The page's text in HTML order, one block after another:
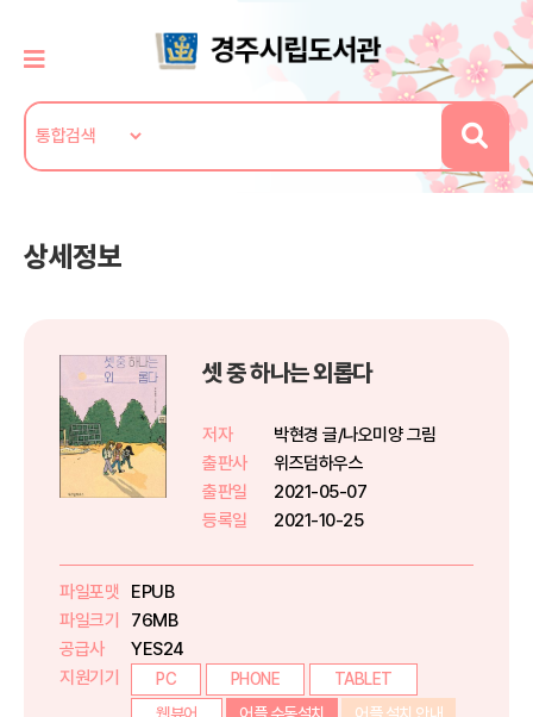
상세정보
셋 중 하나는 외롭다
저자
박현경 글/나오미양 그림
출판사
위즈덤하우스
출판일
2021-05-07
등록일
2021-10-25
파일포맷
EPUB
파일크기
76MB
공급사
YES24
지원기기
PC PHONE
TABLET
웹뷰어
어플 수동설치 어플 설치 안내